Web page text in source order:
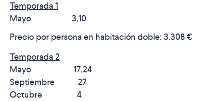
Temporada 1
Mayo 3,10
Precio por persona en habitación doble: 3.308 €
Temporada 2
Mayo 17,24
Septiembre 27
Octubre 4